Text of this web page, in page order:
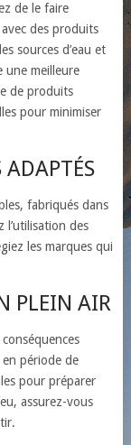
de le faire
des produits
sources d’eau et
une meilleure
de produits
pour minimiser
ADAPTÉS
fabriqués dans
l’utilisation des
les marques qui
PLEIN AIR
période de
pour préparer
assurez-vous